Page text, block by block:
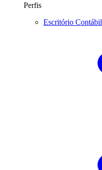
Perfis
Escritório Contábil